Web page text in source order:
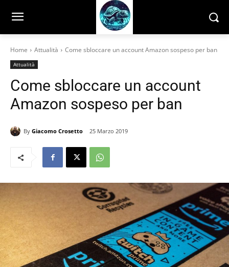
Home Attualità Come sbloccare un account Amazon sospeso per ban
Attualità
Come sbloccare un account
Amazon sospeso per ban
By Giacomo Crosetto 25 Marzo 2019